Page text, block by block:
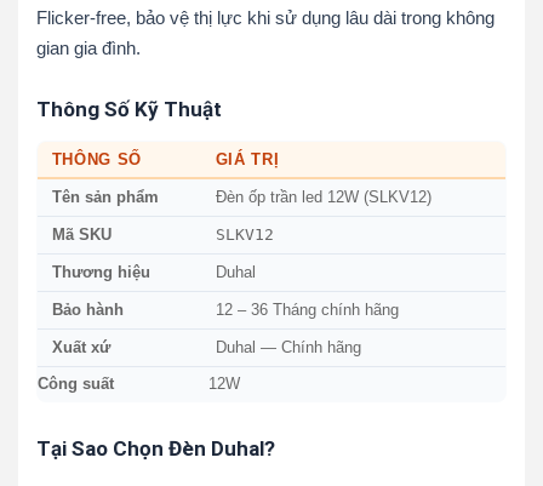
Flicker-free, bảo vệ thị lực khi sử dụng lâu dài trong không
gian gia đình.
Thông Số Kỹ Thuật
THÔNG SỐ GIÁ TRỊ
Tên sản phẩm Đèn ốp trần led 12W (SLKV12)
Mã SKU SLKV12
Thương hiệu Duhal
Bảo hành 12 – 36 Tháng chính hãng
Xuất xứ Duhal — Chính hãng
Công suất 12W
Tại Sao Chọn Đèn Duhal?